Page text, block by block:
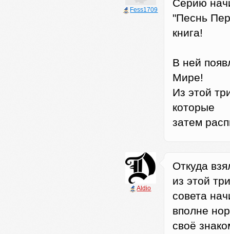
Fess1709
Серию
"Песнь
книга!
В ней
Мире!
Из этой
которые
затем
Aldio
Откуда
из этой
совета
вполне
своё